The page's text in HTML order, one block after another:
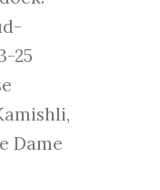
25
Dame